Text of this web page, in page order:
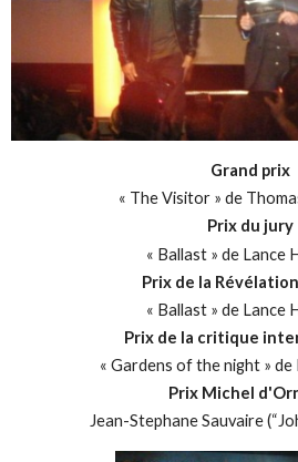
Grand prix
« The Visitor » de
Prix du jury
« Ballast » de Lance
Prix de la
« Ballast » de Lance
Prix de la critique
« Gardens of the night »
Prix Michel
Jean-Stephane Sauvaire